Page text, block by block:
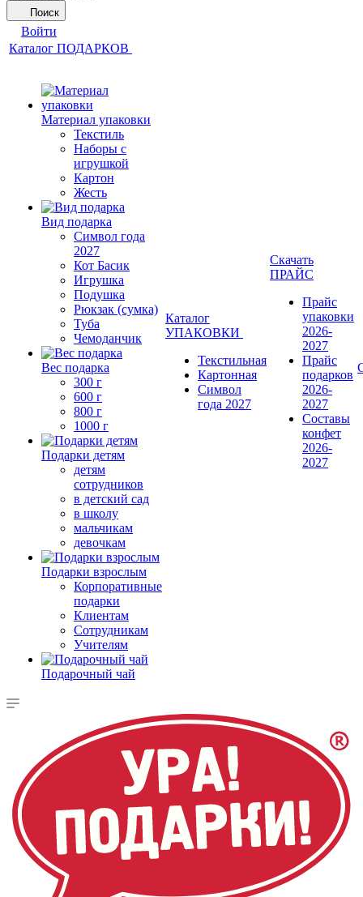
Поиск
Войти
Каталог ПОДАРКОВ
Материал упаковки
Текстиль
Наборы с
игрушкой
Картон
Жесть
Вид подарка
Символ года
2027
Кот Басик
Игрушка
Подушка
Рюкзак (сумка)
Туба
Чемоданчик
Вес подарка
300 г
600 г
800 г
1000 г
Подарки детям
детям
сотрудников
в детский сад
в школу
мальчикам
девочкам
Подарки взрослым
Корпоративные
подарки
Клиентам
Сотрудникам
Учителям
Подарочный чай
Каталог
УПАКОВКИ
Текстильная
Картонная
Символ
года 2027
Скачать
ПРАЙС
Прайс
упаковки
2026-
2027
Прайс
подарков
2026-
2027
Составы
конфет
2026-
2027